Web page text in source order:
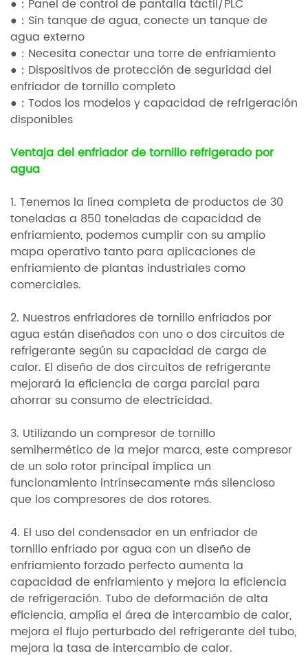
●：Panel de control de pantalla táctil/PLC
●：Sin tanque de agua, conecte un tanque de
agua externo
●：Necesita conectar una torre de enfriamiento
●：Dispositivos de protección de seguridad del
enfriador de tornillo completo
●：Todos los modelos y capacidad de refrigeración
disponibles
Ventaja del enfriador de tornillo refrigerado por
agua
1. Tenemos la línea completa de productos de 30
toneladas a 850 toneladas de capacidad de
enfriamiento, podemos cumplir con su amplio
mapa operativo tanto para aplicaciones de
enfriamiento de plantas industriales como
comerciales.
2. Nuestros enfriadores de tornillo enfriados por
agua están diseñados con uno o dos circuitos de
refrigerante según su capacidad de carga de
calor. El diseño de dos circuitos de refrigerante
mejorará la eficiencia de carga parcial para
ahorrar su consumo de electricidad.
3. Utilizando un compresor de tornillo
semihermético de la mejor marca, este compresor
de un solo rotor principal implica un
funcionamiento intrínsecamente más silencioso
que los compresores de dos rotores.
4. El uso del condensador en un enfriador de
tornillo enfriado por agua con un diseño de
enfriamiento forzado perfecto aumenta la
capacidad de enfriamiento y mejora la eficiencia
de refrigeración. Tubo de deformación de alta
eficiencia, amplía el área de intercambio de calor,
mejora el flujo perturbado del refrigerante del tubo,
mejora la tasa de intercambio de calor.